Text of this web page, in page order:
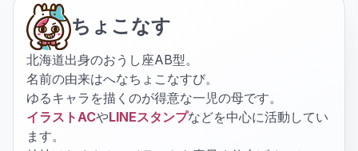
ちょこなす
北海道出身のおうし座AB型。
名前の由来はへなちょこなすび。
ゆるキャラを描くのが得意な一児の母です。
イラストACやLINEスタンプなどを中心に活動してい
ます。